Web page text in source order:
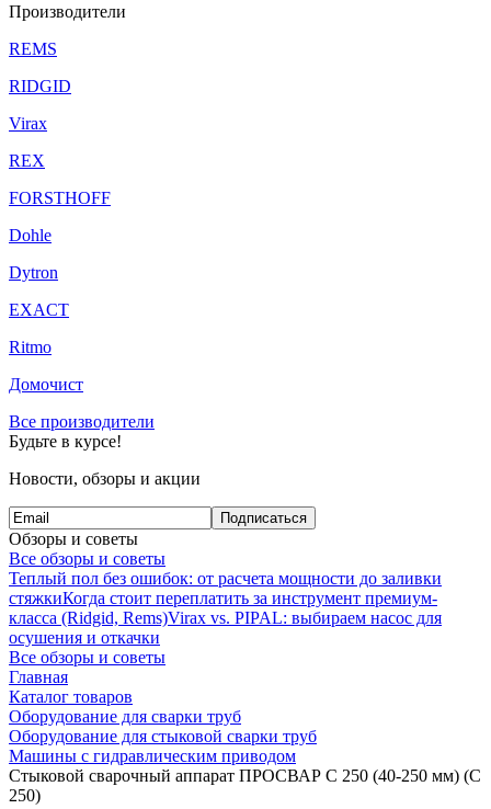
Производители
REMS
RIDGID
Virax
REX
FORSTHOFF
Dohle
Dytron
EXACT
Ritmo
Домочист
Все производители
Будьте в курсе!
Новости, обзоры и акции
Подписаться
Обзоры и советы
Все обзоры и советы
Теплый пол без ошибок: от расчета мощности до заливки
стяжкиКогда стоит переплатить за инструмент премиум-
класса (Ridgid, Rems)Virax vs. PIPAL: выбираем насос для
осушения и откачки
Все обзоры и советы
Главная
Каталог товаров
Оборудование для сварки труб
Оборудование для стыковой сварки труб
Машины с гидравлическим приводом
Стыковой сварочный аппарат ПРОСВАР С 250 (40-250 мм) (C
250)